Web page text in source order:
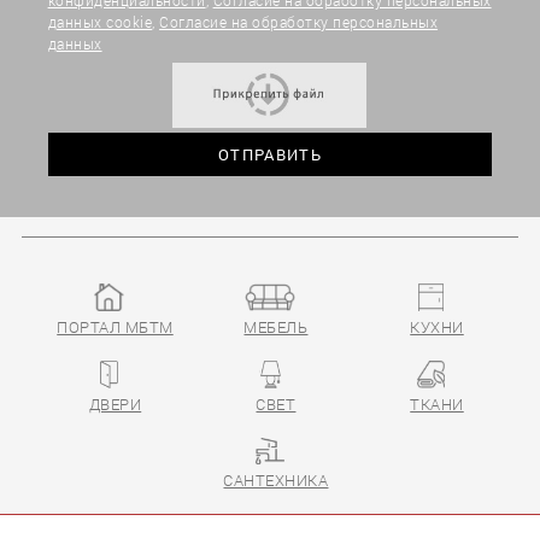
данных cookie Согласие на обработку персональных
данных
ПОРТАЛ МБТМ МЕБЕЛЬ КУХНИ
ДВЕРИ СВЕТ ТКАНИ
САНТЕХНИКА